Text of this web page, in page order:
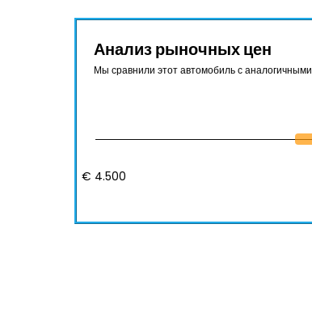
Анализ рыночных цен
Мы сравнили этот автомобиль с аналогичными
€ 4.500